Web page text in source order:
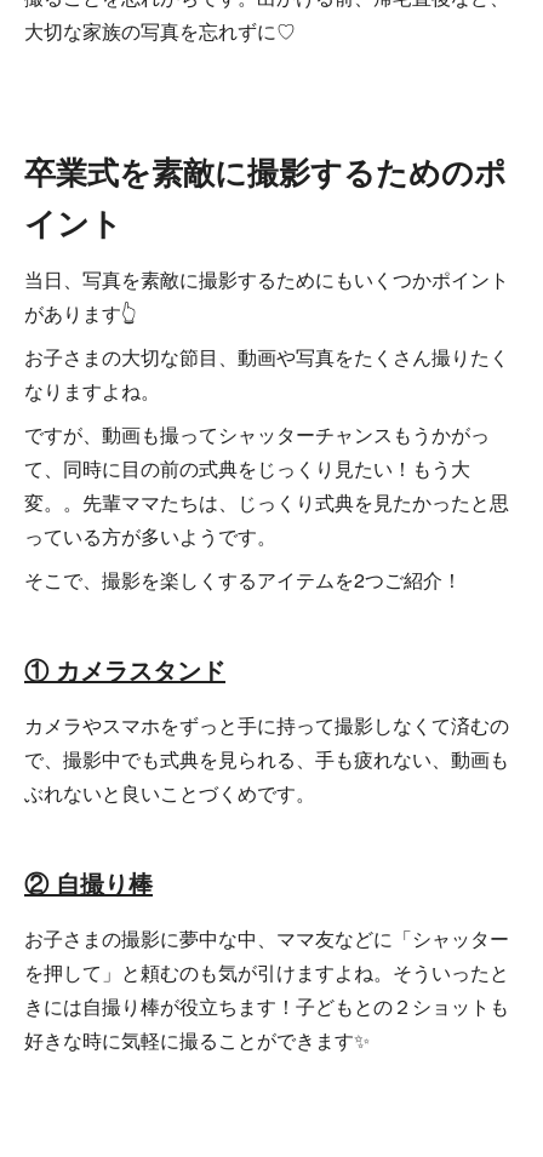
大切な家族の写真を忘れずに♡
卒業式を素敵に撮影するためのポ
イント
当日、写真を素敵に撮影するためにもいくつかポイント
があります👆
お子さまの大切な節目、動画や写真をたくさん撮りたく
なりますよね。
ですが、動画も撮ってシャッターチャンスもうかがっ
て、同時に目の前の式典をじっくり見たい！もう大
変。。先輩ママたちは、じっくり式典を見たかったと思
っている方が多いようです。
そこで、撮影を楽しくするアイテムを2つご紹介！
① カメラスタンド
カメラやスマホをずっと手に持って撮影しなくて済むの
で、撮影中でも式典を見られる、手も疲れない、動画も
ぶれないと良いことづくめです。
② 自撮り棒
お子さまの撮影に夢中な中、ママ友などに「シャッター
を押して」と頼むのも気が引けますよね。そういったと
きには自撮り棒が役立ちます！子どもとの２ショットも
好きな時に気軽に撮ることができます✨